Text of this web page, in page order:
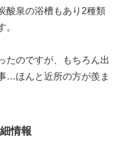
酸泉の浴槽もあり2種類
。
たのですが、もちろん出
…ほんと近所の方が羨ま
情報